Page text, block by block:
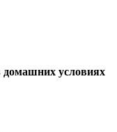
домашних условиях